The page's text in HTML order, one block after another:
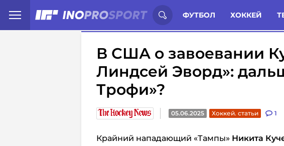
ФУТБОЛ ХОККЕЙ
Иностранцы о спорте России: Статьи
В США о завоевании
Линдсей Эворд»:
Трофи»?
05.06.2025 Хоккей. статьи 1
Крайний нападающий «Тампы» Никита